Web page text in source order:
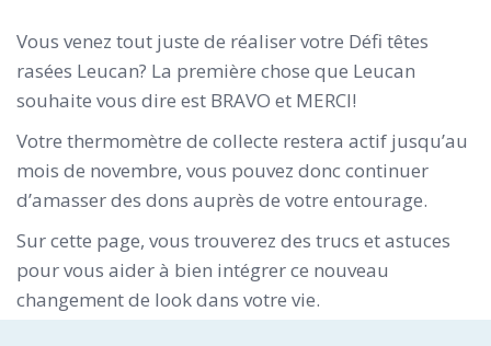
Vous venez tout juste de réaliser votre Défi têtes
rasées Leucan? La première chose que Leucan
souhaite vous dire est BRAVO et MERCI!
Votre thermomètre de collecte restera actif jusqu’au
mois de novembre, vous pouvez donc continuer
d’amasser des dons auprès de votre entourage.
Sur cette page, vous trouverez des trucs et astuces
pour vous aider à bien intégrer ce nouveau
changement de look dans votre vie.